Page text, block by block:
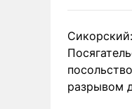
Сикорский:
разрывом